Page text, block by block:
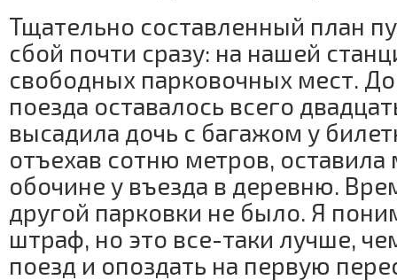
Тщательно составленный план
сбой почти сразу: на нашей
свободных парковочных мест.
поезда оставалось всего
высадила дочь с багажом у
отъехав сотню метров,
обочине у въезда в деревню.
другой парковки не было. Я
штраф, но это все-таки лучше,
поезд и опоздать на первую